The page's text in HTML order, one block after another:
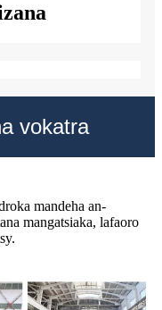
vokatra
mandeha an-
mangatsiaka, lafaoro